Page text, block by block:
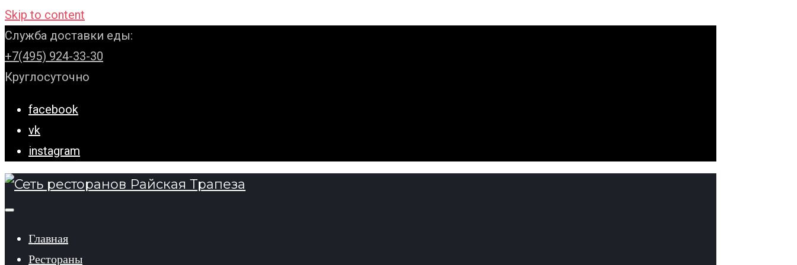
Skip to content
Служба доставки еды:
+7(495) 924-33-30
Круглосуточно
facebook
vk
instagram
Главная
Рестораны